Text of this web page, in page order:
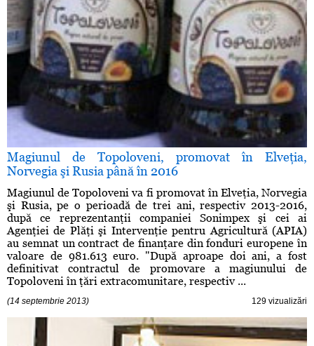
Magiunul de Topoloveni, promovat în Elveţia,
Norvegia şi Rusia până în 2016
Magiunul de Topoloveni va fi promovat în Elveţia, Norvegia
şi Rusia, pe o perioadă de trei ani, respectiv 2013-2016,
după ce reprezentanţii companiei Sonimpex şi cei ai
Agenţiei de Plăţi şi Intervenţie pentru Agricultură (APIA)
au semnat un contract de finanţare din fonduri europene în
valoare de 981.613 euro. "După aproape doi ani, a fost
definitivat contractul de promovare a magiunului de
Topoloveni în ţări extracomunitare, respectiv ...
(14 septembrie 2013) 129 vizualizări